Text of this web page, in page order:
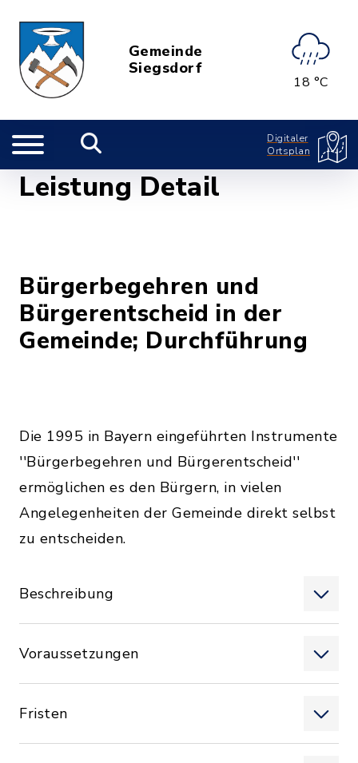
Gemeinde
Siegsdorf
18 °C
Digitaler
Ortsplan
Leistung Detail
Bürgerbegehren und
Bürgerentscheid in der
Gemeinde; Durchführung
Die 1995 in Bayern eingeführten Instrumente
''Bürgerbegehren und Bürgerentscheid''
ermöglichen es den Bürgern, in vielen
Angelegenheiten der Gemeinde direkt selbst
zu entscheiden.
Beschreibung
Voraussetzungen
Fristen